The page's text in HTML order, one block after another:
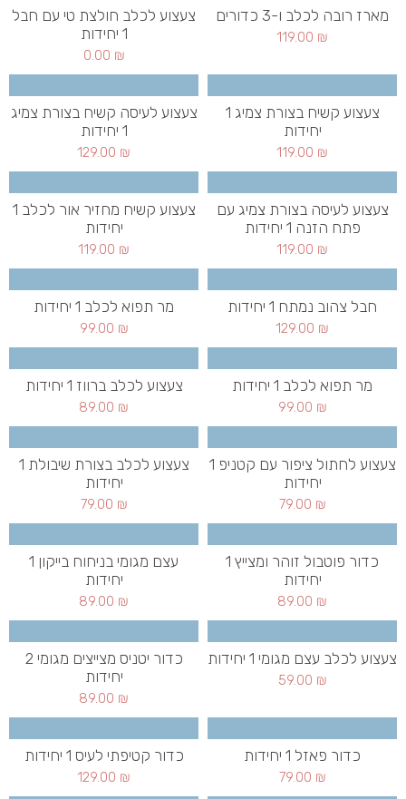
מארז רובה לכלב ו-3 כדורים
119.00 ₪
צעצוע לכלב חולצת טי עם חבל
1 יחידות
0.00 ₪
צעצוע קשיח בצורת צמיג 1
יחידות
119.00 ₪
צעצוע לעיסה קשיח בצורת צמיג
1 יחידות
129.00 ₪
צעצוע לעיסה בצורת צמיג עם
פתח הזנה 1 יחידות
119.00 ₪
צעצוע קשיח מחזיר אור לכלב 1
יחידות
119.00 ₪
חבל צהוב נמתח 1 יחידות
129.00 ₪
מר תפוא לכלב 1 יחידות
99.00 ₪
מר תפוא לכלב 1 יחידות
99.00 ₪
צעצוע לכלב ברווז 1 יחידות
89.00 ₪
צעצוע לחתול ציפור עם קטניפ 1
יחידות
79.00 ₪
צעצוע לכלב בצורת שיבולת 1
יחידות
79.00 ₪
כדור פוטבול זוהר ומצייץ 1
יחידות
89.00 ₪
עצם מגומי בניחוח בייקון 1
יחידות
89.00 ₪
צעצוע לכלב עצם מגומי 1 יחידות
59.00 ₪
כדור יטניס מצייצים מגומי 2
יחידות
89.00 ₪
כדור פאזל 1 יחידות
79.00 ₪
כדור קטיפתי לעיס 1 יחידות
129.00 ₪